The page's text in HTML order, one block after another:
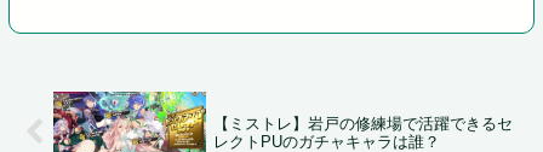
【ミストレ】岩戸の修練場で活躍できるセ
レクトPUのガチャキャラは誰？